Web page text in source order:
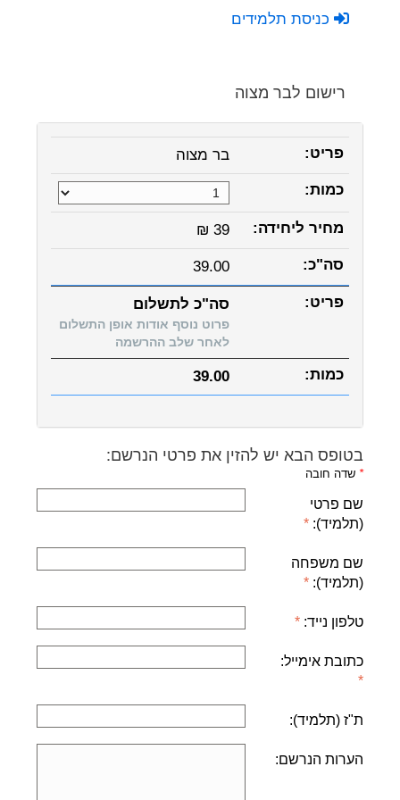
כניסת תלמידים
רישום לבר מצוה
בר מצוה
₪ 39
39.00
סה"כ לתשלום
פרוט נוסף אודות אופן התשלום
לאחר שלב ההרשמה
39.00
בטופס הבא יש להזין את פרטי הנרשם:
* שדה חובה
שם פרטי
(תלמיד):
שם משפחה
(תלמיד):
טלפון נייד:
כתובת אימייל:
ת"ז (תלמיד):
הערות הנרשם: